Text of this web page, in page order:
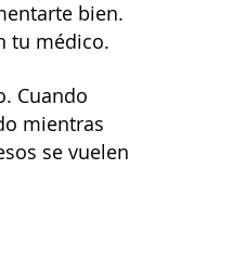
bien.
tu médico.
Cuando
mientras
se vuelen